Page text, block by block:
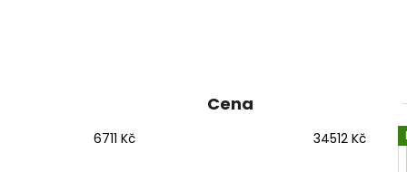
Cena
6711 Kč 34512 Kč